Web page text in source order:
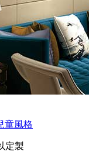
童風格
定製